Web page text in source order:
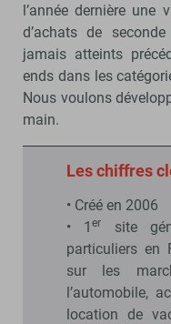
l’année dernière une
d’achats de
jamais atteints
ends dans les
Nous voulons
main.
Les chiffres
• Créé en 2006
• 1er
site
particuliers en
sur les
l’automobile,
location de